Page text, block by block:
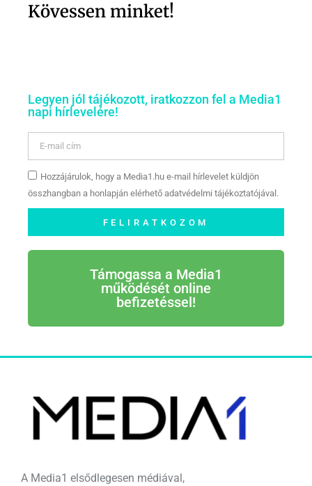
Kövessen minket!
Legyen jól tájékozott, iratkozzon fel a Media1
napi hírlevelére!
Hozzájárulok, hogy a Media1.hu e-mail hírlevelet küldjön
összhangban a honlapján elérhető adatvédelmi tájékoztatójával.
FELIRATKOZOM
Támogassa a Media1
működését online
befizetéssel!
A Media1 elsődlegesen médiával,